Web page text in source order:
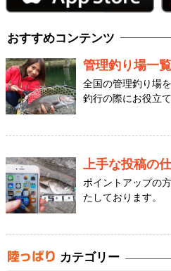
おすすめコンテンツ
管理釣り場一覧
全国の管理釣り場
釣行の際にお役立て
上手な投稿の
ポイントアップの
たしております。
カテゴリー